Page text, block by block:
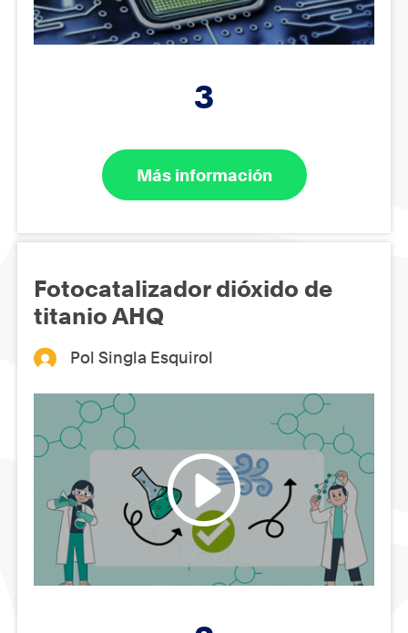
3
Más información
Fotocatalizador dióxido de
titanio AHQ
Pol Singla Esquirol